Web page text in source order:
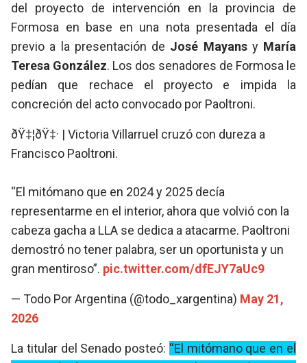
del proyecto de intervención en la provincia de
Formosa en base en una nota presentada el día
previo a la presentación de José Mayansy María
Teresa González. Los dos senadores de Formosa le
pedían que rechace el proyecto e impida la
concreción del acto convocado por Paoltroni.
ðŸ‡¦ðŸ‡· | Victoria Villarruel cruzó con dureza a
Francisco Paoltroni.
“El mitómano que en 2024 y 2025 decía
representarme en el interior, ahora que volvió con la
cabeza gacha a LLA se dedica a atacarme. Paoltroni
demostró no tener palabra, ser un oportunista y un
gran mentiroso”. pic.twitter.com/dfEJY7aUc9
— Todo Por Argentina (@todo_xargentina) May 21,
2026
La titular del Senado posteó: “El mitómano que en el